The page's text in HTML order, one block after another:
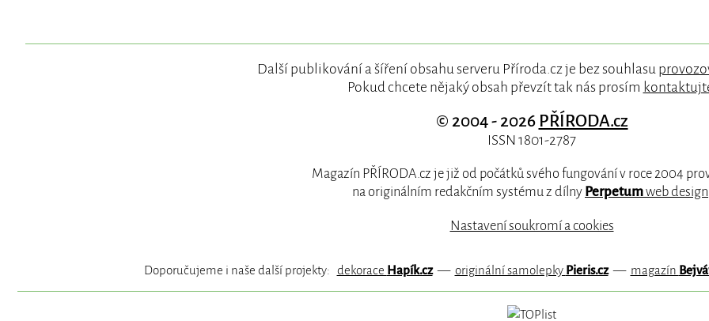
Další publikování a šíření obsahu serveru Příroda.cz je bez souhlasu
Pokud chcete nějaký obsah převzít tak nás prosím
© 2004 - 2026 PŘÍRODA.cz
ISSN 1801-2787
Magazín PŘÍRODA.cz je již od počátků svého fungování v roce 2004
na originálním redakčním systému z dílny Perpetumweb design
Nastavení soukromí a cookies
Doporučujeme i naše další projekty: dekorace Hapík.cz— originální samolepky Pieris.cz— magazín